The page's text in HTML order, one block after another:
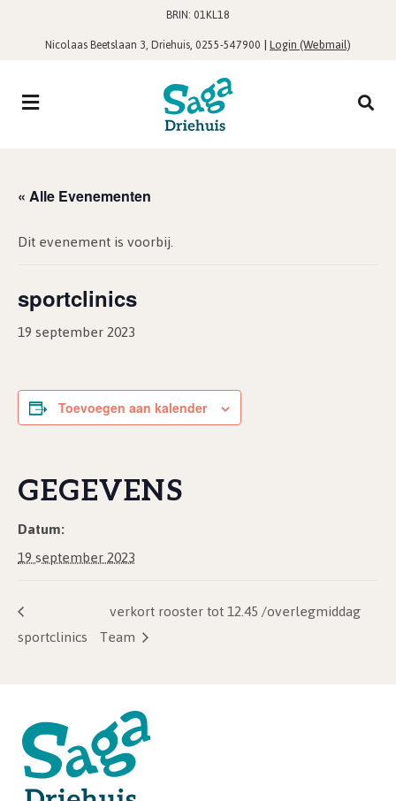
BRIN: 01KL18
Nicolaas Beetslaan 3, Driehuis, 0255-547900 |Login (Webmail)
« Alle Evenementen
Dit evenement is voorbij.
sportclinics
19 september 2023
Toevoegen aan kalender
GEGEVENS
Datum:
19 september 2023
sportclinics
verkort rooster tot 12.45 /overlegmiddag
Team